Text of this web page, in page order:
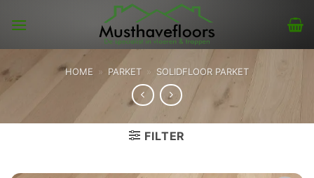
HOME » PARKET » SOLIDFLOOR PARKET
FILTER